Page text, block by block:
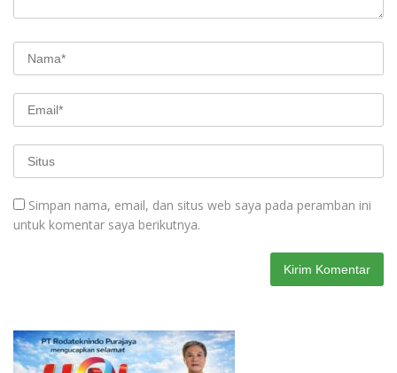
Simpan nama, email, dan situs web saya pada peramban ini
untuk komentar saya berikutnya.